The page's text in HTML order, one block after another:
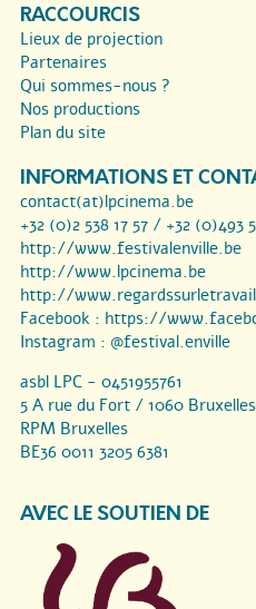
RACCOURCIS
Lieux de projection
Partenaires
Qui sommes-nous ?
Nos productions
Plan du site
INFORMATIONS ET
contact(at)lpcinema.be
+32 (0)2 538 17 57 / +32 (0)493
http://www.festivalenville.be
http://www.lpcinema.be
http://
Facebook : https://
Instagram : @festival.enville
asbl LPC - 0451955761
5 A rue du Fort / 1060 Bruxelles
RPM Bruxelles
BE36 0011 3205 6381
AVEC LE SOUTIEN DE